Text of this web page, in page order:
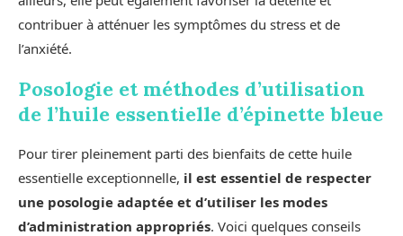
contribuer à atténuer les symptômes du stress et de
l’anxiété.
Posologie et méthodes d’utilisation
de l’huile essentielle d’épinette bleue
Pour tirer pleinement parti des bienfaits de cette huile
essentielle exceptionnelle, il est essentiel de respecter
une posologie adaptée et d’utiliser les modes
d’administration appropriés. Voici quelques conseils